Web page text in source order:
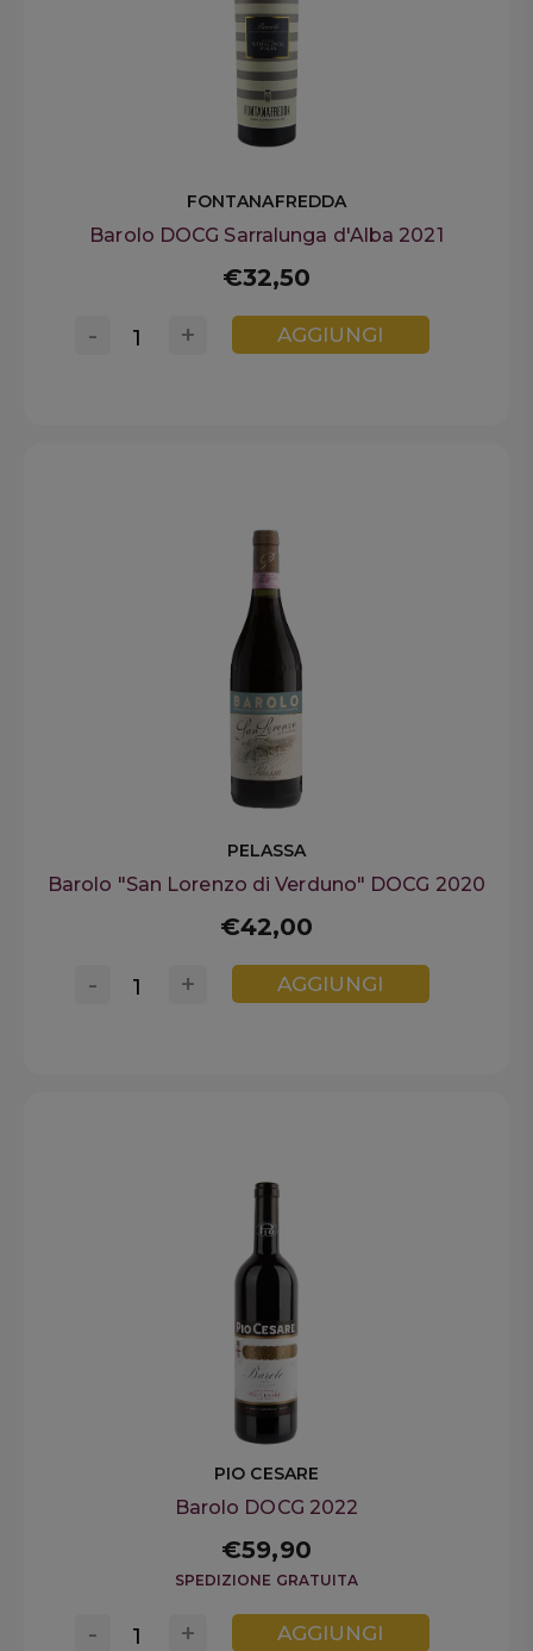
FONTANAFREDDA
Barolo DOCG Sarralunga d'Alba 2021
€32,50
+
- AGGIUNGI
PELASSA
Barolo "San Lorenzo di Verduno" DOCG 2020
€42,00
+
- AGGIUNGI
PIO CESARE
Barolo DOCG 2022
€59,90
SPEDIZIONE GRATUITA
+
- AGGIUNGI